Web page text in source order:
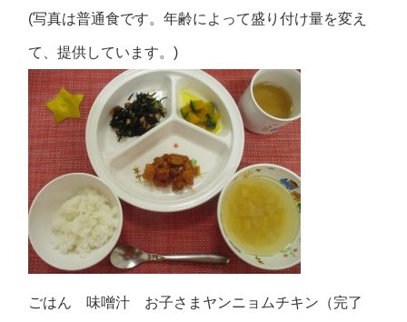
(写真は普通食です。年齢によって盛り付け量を変え
て、提供しています。)
ごはん 味噌汁 お子さまヤンニョムチキン（完了